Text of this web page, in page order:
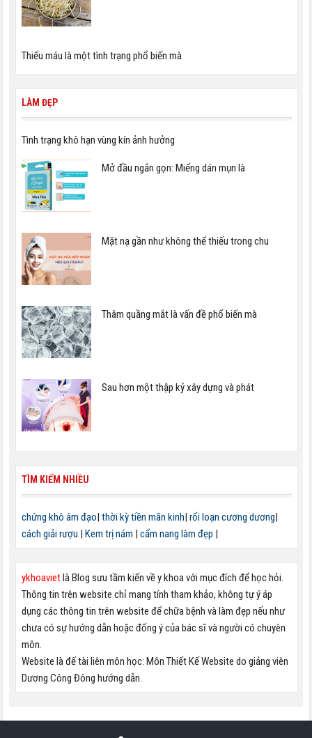
Thiếu máu là một tình trạng phổ biến mà
LÀM ĐẸP
Tình trạng khô hạn vùng kín ảnh hưởng
Mở đầu ngắn gọn: Miếng dán mụn là
Mặt nạ gần như không thể thiếu trong chu
Thâm quầng mắt là vấn đề phổ biến mà
Sau hơn một thập kỷ xây dựng và phát
TÌM KIẾM NHIỀU
chứng khô âm đạo thời kỳ tiền mãn kinh rối loạn cương dương
cách giải rượu
Kem trị nám cẩm nang làm đẹp
ykhoavietlà Blog sưu tầm kiến về y khoa với mục đích để học hỏi.
Thông tin trên website chỉ mang tính tham khảo, không tự ý áp
dụng các thông tin trên website để chữa bệnh và làm đẹp nếu như
chưa có sự hướng dẫn hoặc đống ý của bác sĩ và người có chuyên
môn.
Website là đế tài liên môn học: Môn Thiết Kế Website do giảng viên
Dương Công Đông hướng dẫn.